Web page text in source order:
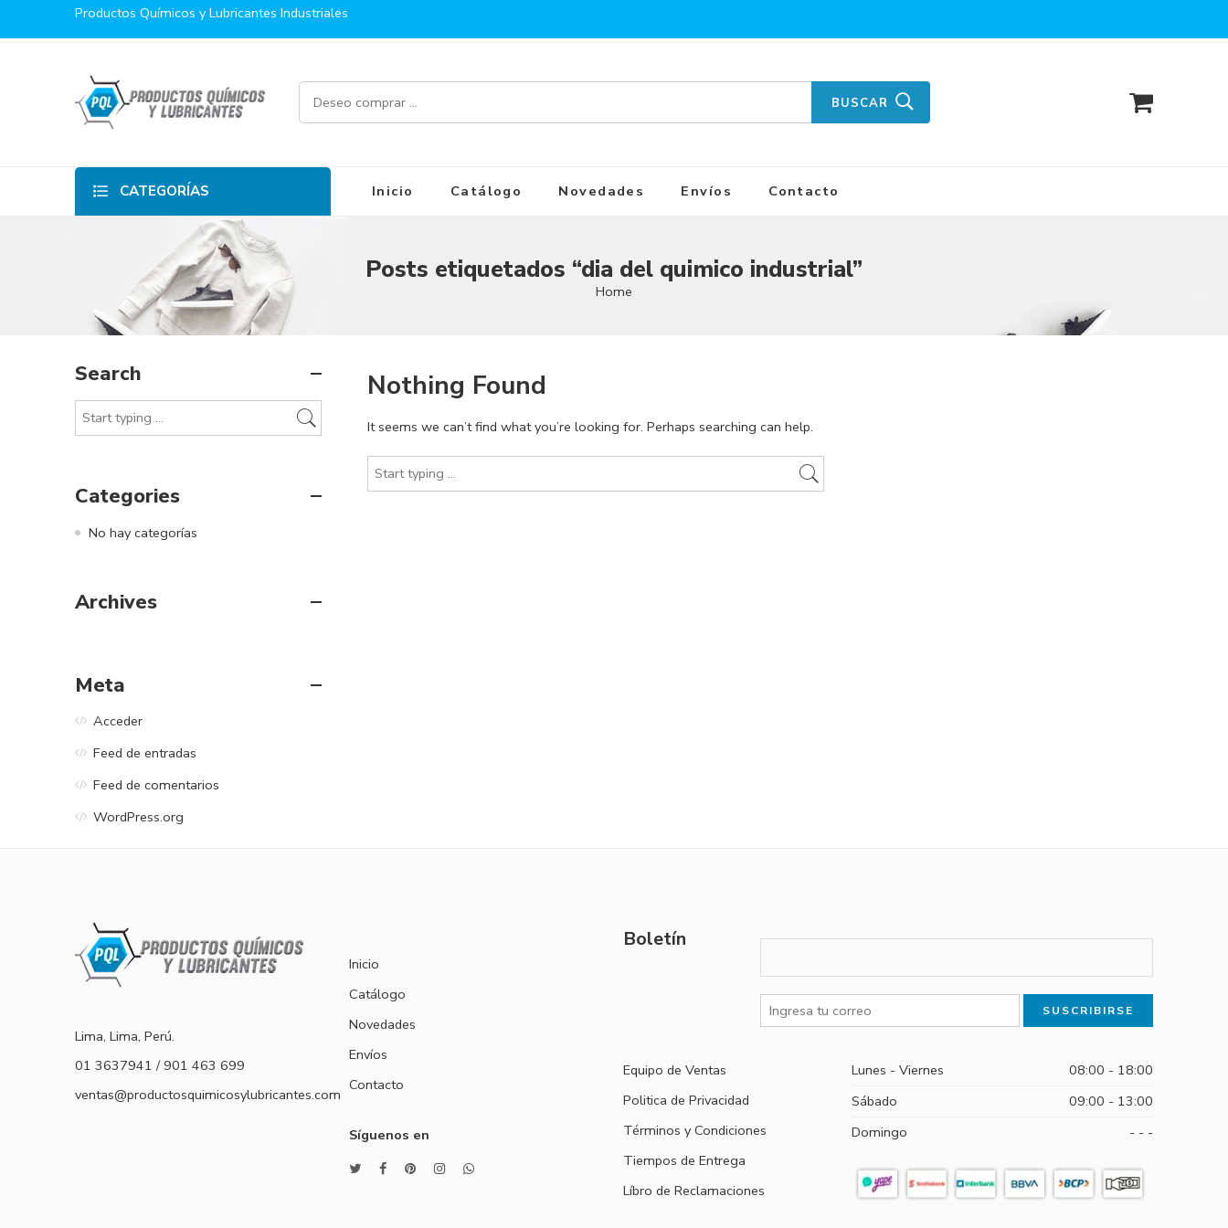
Productos Químicos y Lubricantes Industriales
BUSCAR
CATEGORÍAS Inicio Catálogo Novedades Envíos Contacto
Posts etiquetados “dia del quimico industrial”
Home
Nothing Found
It seems we can’t find what you’re looking for. Perhaps searching can help.
Search
Categories
No hay categorías
Archives
Meta
Acceder
Feed de entradas
Feed de comentarios
WordPress.org
Lima, Lima, Perú.
01 3637941 / 901 463 699
ventas@productosquimicosylubricantes.com
Inicio
Catálogo
Novedades
Envíos
Contacto
Síguenos en
Boletín
Equipo de Ventas
Politica de Privacidad
Términos y Condiciones
Tiempos de Entrega
Líbro de Reclamaciones
Lunes - Viernes
08:00 - 18:00
Sábado
09:00 - 13:00
Domingo
- - -